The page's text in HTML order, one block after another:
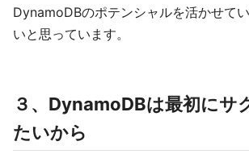
DynamoDBのポテンシャルを活かせて
いと思っています。
３、DynamoDBは最初にサ
たいから